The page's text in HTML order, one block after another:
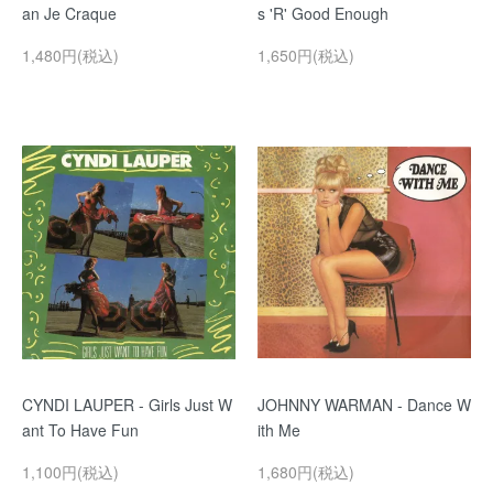
an Je Craque
1,480円(税込)
s 'R' Good Enough
1,650円(税込)
CYNDI LAUPER - Girls Just W
ant To Have Fun
1,100円(税込)
JOHNNY WARMAN - Dance W
ith Me
1,680円(税込)